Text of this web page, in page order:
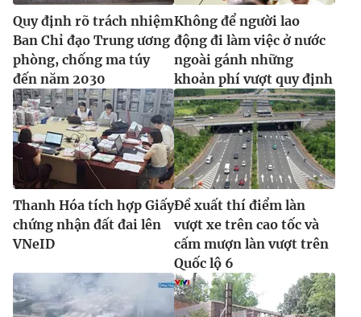
Quy định rõ trách nhiệm
Ban Chỉ đạo Trung ương
phòng, chống ma túy
đến năm 2030
Không để người lao
động đi làm việc ở nước
ngoài gánh những
khoản phí vượt quy định
Thanh Hóa tích hợp Giấy
chứng nhận đất đai lên
VNeID
Đề xuất thí điểm làn
vượt xe trên cao tốc và
cấm mượn làn vượt trên
Quốc lộ 6